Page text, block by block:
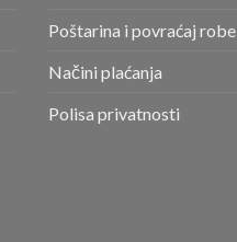
Poštarina i povraćaj robe
Načini plaćanja
Polisa privatnosti